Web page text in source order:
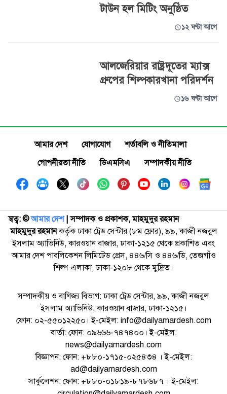
টাউন হল মিটিং অনুষ্ঠিত
১২ ঘণ্টা আগে
আলজেরিয়ার রাষ্ট্রদূতের ম্যাক্স
গ্রুপের শিল্পকারখানা পরিদর্শন
১৬ ঘণ্টা আগে
আমার দেশ যোগাযোগ
শর্তাবলি ও নীতিমালা
গোপনীয়তা নীতি
ডিএমসিএ সম্পাদকীয় নীতি
স্বত্ব: ©️আমার দেশ| সম্পাদক ও প্রকাশক, মাহমুদুর রহমান
মাহমুদুর রহমানকর্তৃক ঢাকা ট্রেড সেন্টার (৮ম ফ্লোর), ৯৯, কাজী নজরুল
ইসলাম অ্যাভিনিউ, কারওয়ান বাজার, ঢাকা-১২১৫ থেকে প্রকাশিত এবং
আমার দেশ পাবলিকেশন লিমিটেড প্রেস, ৪৪৬/সি ও ৪৪৬/ডি, তেজগাঁও
শিল্প এলাকা, ঢাকা-১২০৮ থেকে মুদ্রিত।
সম্পাদকীয় ও বাণিজ্য বিভাগ: ঢাকা ট্রেড সেন্টার, ৯৯, কাজী নজরুল
ইসলাম অ্যাভিনিউ, কারওয়ান বাজার, ঢাকা-১২১৫।
ফোন: ০২-৫৫০১২২৫০। ই-মেইল: info@dailyamardesh.com
বার্তা: ফোন: ০৯৬৬৬-৭৪৭৪০০। ই-মেইল:
news@dailyamardesh.com
বিজ্ঞাপন: ফোন: +৮৮০-১৭১৫-০২৫৪৩৪ । ই-মেইল:
ad@dailyamardesh.com
সার্কুলেশন: ফোন: +৮৮০-০১৮১৯-৮৭৮৬৮৭ । ই-মেইল: